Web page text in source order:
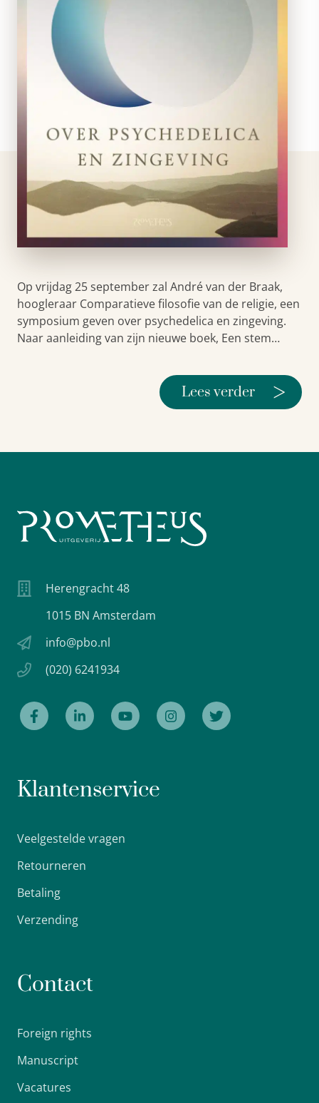
Op vrijdag 25 september zal André van der Braak,
hoogleraar Comparatieve filosofie van de religie, een
symposium geven over psychedelica en zingeving.
Naar aanleiding van zijn nieuwe boek, Een stem…
Lees verder >
Herengracht 48
1015 BN Amsterdam
info@pbo.nl
(020) 6241934
Klantenservice
Veelgestelde vragen
Retourneren
Betaling
Verzending
Contact
Foreign rights
Manuscript
Vacatures